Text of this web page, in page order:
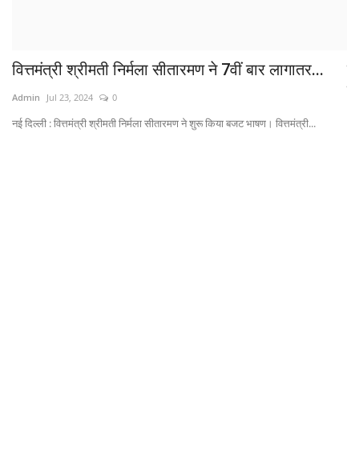
वित्तमंत्री श्रीमती निर्मला सीतारमण ने 7वीं बार लागातर...
Admin Jul 23, 2024 0
नई दिल्ली : वित्तमंत्री श्रीमती निर्मला सीतारमण ने शुरू किया बजट भाषण। वित्तमंत्री...